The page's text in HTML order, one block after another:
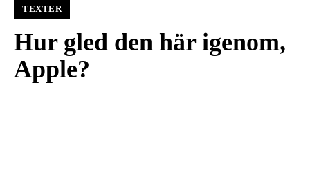
TEXTER
Hur gled den här igenom,
Apple?